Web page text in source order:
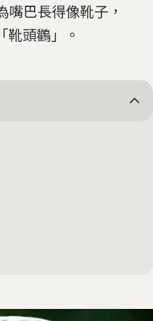
巴長得像靴子，
靴頭鸛」。